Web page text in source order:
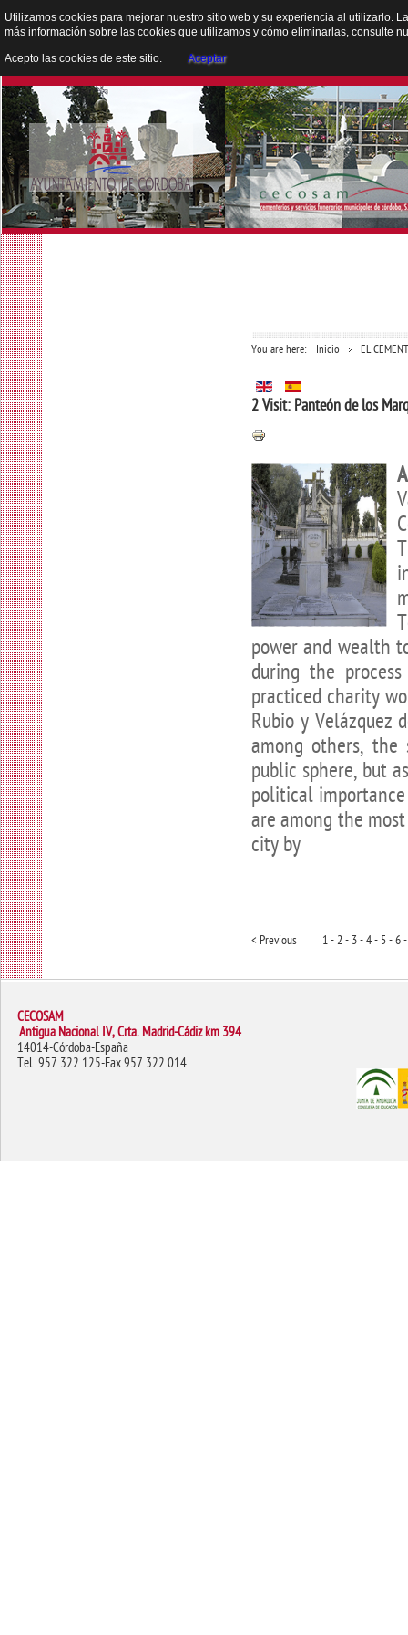
You are here: Inicio EL
2 Visit: Panteón de los
power and wealth
during the
practiced charity
Rubio y Velázquez
among others,
public sphere, but
political
are among the
city by
< Previous 1 -2 -3 -4 -5 -6 -
CECOSAM
Antigua Nacional IV, Crta. Madrid-Cádiz km 394
14014-Córdoba-España
Tel. 957 322 125-Fax 957 322 014
Utilizamos cookies para mejorar nuestro sitio web y su experiencia al utilizarlo.
más información sobre las cookies que utilizamos y cómo eliminarlas, consulte
Acepto las cookies de este sitio. Aceptar